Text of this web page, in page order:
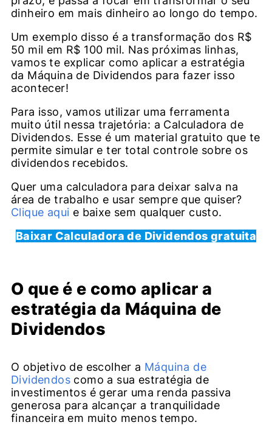
dinheiro em mais dinheiro ao longo do tempo.
Um exemplo disso é a transformação dos R$
50 mil em R$ 100 mil. Nas próximas linhas,
vamos te explicar como aplicar a estratégia
da Máquina de Dividendos para fazer isso
acontecer!
Para isso, vamos utilizar uma ferramenta
muito útil nessa trajetória: a Calculadora de
Dividendos. Esse é um material gratuito que te
permite simular e ter total controle sobre os
dividendos recebidos.
Quer uma calculadora para deixar salva na
área de trabalho e usar sempre que quiser?
Clique aqui e baixe sem qualquer custo.
Baixar Calculadora de Dividendos gratuita
O que é e como aplicar a
estratégia da Máquina de
Dividendos
O objetivo de escolher a Máquina de
Dividendos como a sua estratégia de
investimentos é gerar uma renda passiva
generosa para alcançar a tranquilidade
financeira em muito menos tempo.